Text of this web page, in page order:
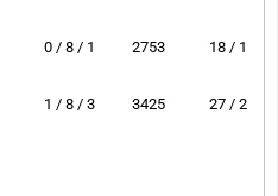
0 / 8 / 1 2753 18 / 1
1 / 8 / 3 3425 27 / 2